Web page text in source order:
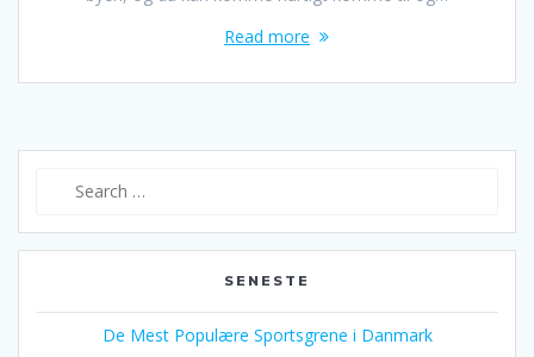
Read more
SENESTE
De Mest Populære Sportsgrene i Danmark